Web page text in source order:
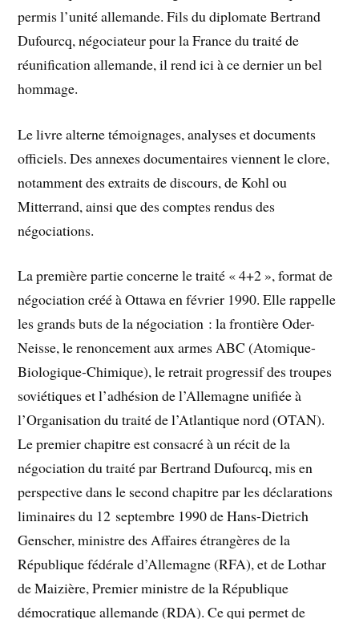
permis l’unité allemande. Fils du diplomate Bertrand
Dufourcq, négociateur pour la France du traité de
réunification allemande, il rend ici à ce dernier un bel
hommage.
Le livre alterne témoignages, analyses et documents
officiels. Des annexes documentaires viennent le clore,
notamment des extraits de discours, de Kohl ou
Mitterrand, ainsi que des comptes rendus des
négociations.
La première partie concerne le traité « 4+2 », format de
négociation créé à Ottawa en février 1990. Elle rappelle
les grands buts de la négociation : la frontière Oder-
Neisse, le renoncement aux armes ABC (Atomique-
Biologique-Chimique), le retrait progressif des troupes
soviétiques et l’adhésion de l’Allemagne unifiée à
l’Organisation du traité de l’Atlantique nord (OTAN).
Le premier chapitre est consacré à un récit de la
négociation du traité par Bertrand Dufourcq, mis en
perspective dans le second chapitre par les déclarations
liminaires du 12 septembre 1990 de Hans-Dietrich
Genscher, ministre des Affaires étrangères de la
République fédérale d’Allemagne (RFA), et de Lothar
de Maizière, Premier ministre de la République
démocratique allemande (RDA). Ce qui permet de